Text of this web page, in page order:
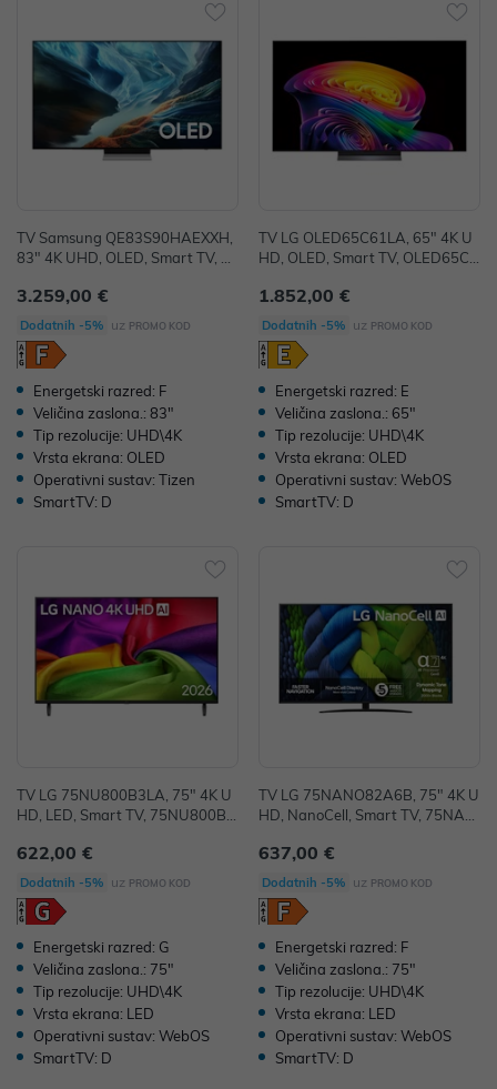
TV Samsung QE83S90HAEXXH,
83" 4K UHD, OLED, Smart TV, Q
3.259,00 €
Dodatnih -5% uz PROMO KOD
Energetski razred: F
Veličina zaslona.: 83"
Tip rezolucije: UHD\4K
Vrsta ekrana: OLED
Operativni sustav: Tizen
SmartTV: D
TV LG OLED65C61LA, 65" 4K U
HD, OLED, Smart TV, OLED65C6
1.852,00 €
Dodatnih -5% uz PROMO KOD
Energetski razred: E
Veličina zaslona.: 65"
Tip rezolucije: UHD\4K
Vrsta ekrana: OLED
Operativni sustav: WebOS
SmartTV: D
TV LG 75NU800B3LA, 75" 4K U
HD, LED, Smart TV, 75NU800B3
622,00 €
Dodatnih -5% uz PROMO KOD
Energetski razred: G
Veličina zaslona.: 75"
Tip rezolucije: UHD\4K
Vrsta ekrana: LED
Operativni sustav: WebOS
SmartTV: D
TV LG 75NANO82A6B, 75" 4K U
HD, NanoCell, Smart TV, 75NAN
637,00 €
Dodatnih -5% uz PROMO KOD
Energetski razred: F
Veličina zaslona.: 75"
Tip rezolucije: UHD\4K
Vrsta ekrana: LED
Operativni sustav: WebOS
SmartTV: D